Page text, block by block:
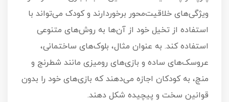
ویژگی‌های خلاقیت‌محور برخوردارند و کودک می‌تواند با
استفاده از تخیل خود از آن‌ها به روش‌های متنوعی
استفاده کند. به عنوان مثال، بلوک‌های ساختمانی،
عروسک‌های ساده و بازی‌های رومیزی مانند شطرنج و
منچ، به کودکان اجازه می‌دهند که بازی‌های خود را بدون
قوانین سخت و پیچیده شکل دهند.